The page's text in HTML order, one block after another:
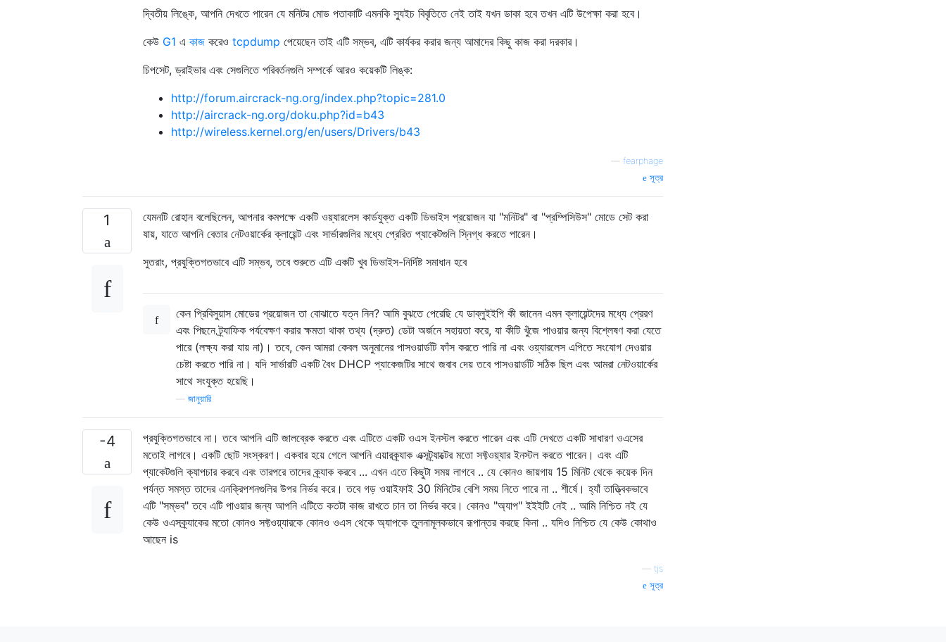
দ্বিতীয় লিঙ্কে, আপনি দেখতে পারেন যে মনিটর মোড পতাকাটি এমনকি স্যুইচ বিবৃতিতে নেই তাই যখন ডাকা হবে তখন এটি উপেক্ষা করা হবে।
কেউ G1 এ কাজ করেও tcpdump পেয়েছেন তাই এটি সম্ভব, এটি কার্যকর করার জন্য আমাদের কিছু কাজ করা দরকার।
চিপসেট, ড্রাইভার এবং সেগুলিতে পরিবর্তনগুলি সম্পর্কে আরও কয়েকটি লিঙ্ক:
http://forum.aircrack-ng.org/index.php?topic=281.0
http://aircrack-ng.org/doku.php?id=b43
http://wireless.kernel.org/en/users/Drivers/b43
fearphage
সূত্র
1
যেমনটি রোহান বলেছিলেন, আপনার কমপক্ষে একটি ওয়্যারলেস কার্ডযুক্ত একটি ডিভাইস প্রয়োজন যা "মনিটর" বা "প্রম্পিসিউস" মোডে সেট করা
যায়, যাতে আপনি বেতার নেটওয়ার্কের ক্লায়েন্ট এবং সার্ভারগুলির মধ্যে প্রেরিত প্যাকেটগুলি স্নিগ্ধ করতে পারেন।
সুতরাং, প্রযুক্তিগতভাবে এটি সম্ভব, তবে শুরুতে এটি একটি খুব ডিভাইস-নির্দিষ্ট সমাধান হবে
কেন প্রিবিসুয়াস মোডের প্রয়োজন তা বোঝাতে যত্ন নিন? আমি বুঝতে পেরেছি যে ডাব্লুইইপি কী জানেন এমন ক্লায়েন্টদের মধ্যে প্রেরণ
এবং পিছনে ট্র্যাফিক পর্যবেক্ষণ করার ক্ষমতা থাকা তথ্য (দ্রুত) ডেটা অর্জনে সহায়তা করে, যা কীটি খুঁজে পাওয়ার জন্য বিশ্লেষণ করা যেতে
পারে (লক্ষ্য করা যায় না)। তবে, কেন আমরা কেবল অনুমানের পাসওয়ার্ডটি ফাঁস করতে পারি না এবং ওয়্যারলেস এপিতে সংযোগ দেওয়ার
চেষ্টা করতে পারি না। যদি সার্ভারটি একটি বৈধ DHCP প্যাকেজটির সাথে জবাব দেয় তবে পাসওয়ার্ডটি সঠিক ছিল এবং আমরা নেটওয়ার্কের
সাথে সংযুক্ত হয়েছি।
জানুয়ারি
-4
প্রযুক্তিগতভাবে না। তবে আপনি এটি জালব্রেক করতে এবং এটিতে একটি ওএস ইনস্টল করতে পারেন এবং এটি দেখতে একটি সাধারণ ওএসের
মতোই লাগবে। একটি ছোট সংস্করণ। একবার হয়ে গেলে আপনি এয়ারক্র্যাক এক্সট্র্যাক্টের মতো সফ্টওয়্যার ইনস্টল করতে পারেন। এবং এটি
প্যাকেটগুলি ক্যাপচার করবে এবং তারপরে তাদের ক্র্যাক করবে ... এখন এতে কিছুটা সময় লাগবে .. যে কোনও জায়গায় 15 মিনিট থেকে কয়েক দিন
পর্যন্ত সমস্ত তাদের এনক্রিপশনগুলির উপর নির্ভর করে। তবে গড় ওয়াইফাই 30 মিনিটের বেশি সময় নিতে পারে না .. শীর্ষে। হ্যাঁ তাত্ত্বিকভাবে
এটি "সম্ভব" তবে এটি পাওয়ার জন্য আপনি এটিতে কতটা কাজ রাখতে চান তা নির্ভর করে। কোনও "অ্যাপ" ইইইটি নেই .. আমি নিশ্চিত নই যে
কেউ ওএসক্র্যাকের মতো কোনও সফ্টওয়্যারকে কোনও ওএস থেকে অ্যাপকে তুলনামূলকভাবে রূপান্তর করছে কিনা .. যদিও নিশ্চিত যে কেউ কোথাও
আছেন is
tjs
সূত্র